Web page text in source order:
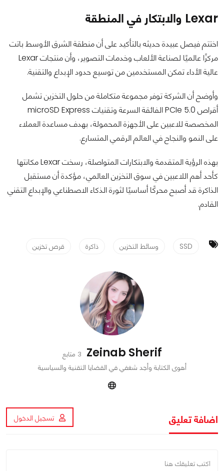
Lexar والابتكار في المنطقة
اختتم فيصل عبيدة حديثه بالتأكيد على أن منطقة الشرق الأوسط باتت
مركزًا عالميًا لصناعة الألعاب وخدمات التصوير، وأن منتجات Lexar
عالية الأداء تمكن المستخدمين من توسيع حدود الإبداع والتقنية.
وأوضح أن الشركة توفر مجموعة متكاملة من حلول التخزين تشمل
أقراص PCIe 5.0 الفائقة السرعة وتقنيات microSD Express
المخصصة للاعبين على الأجهزة المحمولة، بهدف مساعدة العملاء
على النمو والنجاح في العالم الرقمي المتسارع.
بهذه الرؤية المتقدمة والابتكارات المتواصلة، رسخت Lexar مكانتها
كأحد أهم اللاعبين في سوق التخزين العالمي، مؤكدة أن مستقبل
الذاكرة قد أصبح محركًا أساسيًا لثورة الذكاء الاصطناعي والإبداع التقني
القادم.
SSD وسائط التخزين ذاكرة قرص تخزين
Zeinab Sherif 3 متابع
أهوى الكتابة وأجد شغفي في القضايا التقنية والسياسية
اضافة تعليق تسجيل الدخول